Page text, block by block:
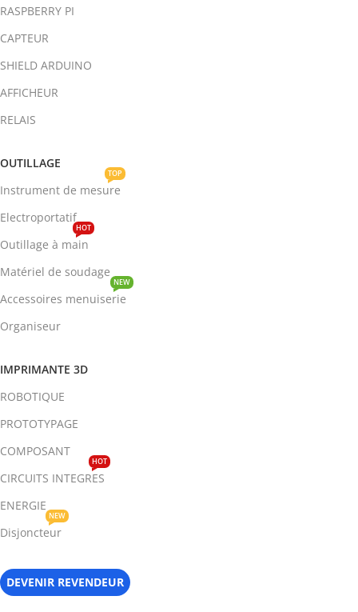
RASPBERRY PI
CAPTEUR
SHIELD ARDUINO
AFFICHEUR
RELAIS
OUTILLAGE
Instrument de mesure
TOP
Electroportatif
Outillage à main
HOT
Matériel de soudage
Accessoires menuiserie
NEW
Organiseur
IMPRIMANTE 3D
ROBOTIQUE
PROTOTYPAGE
COMPOSANT
CIRCUITS INTEGRES
HOT
ENERGIE
Disjoncteur
NEW
DEVENIR REVENDEUR